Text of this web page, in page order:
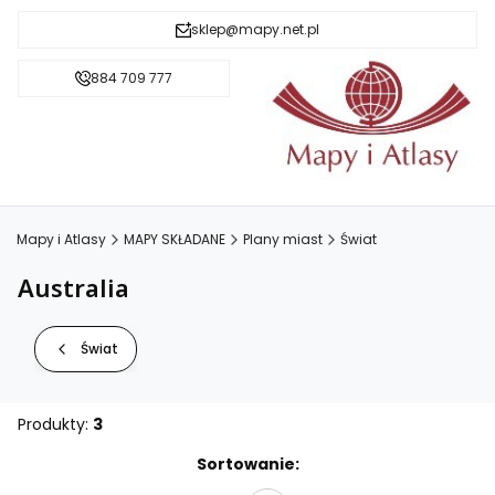
sklep@mapy.net.pl
884 709 777
Mapy i Atlasy MAPY SKŁADANE Plany miast Świat
Australia
Świat
Produkty: 3
Sortowanie: